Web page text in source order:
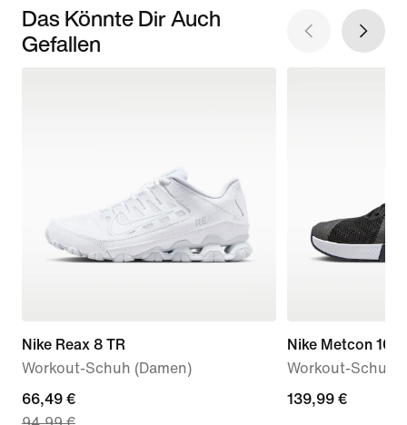
Das Könnte Dir Auch
Gefallen
Nike Reax 8 TR
Workout-Schuh (Damen)
current
66,49 €
Nike Metcon 10
Workout-Schuh
139,99 €
139,99 €